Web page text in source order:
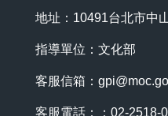
地址：10491台北市中
指導單位：文化部
客服信箱：
客服電話：：02-2518-